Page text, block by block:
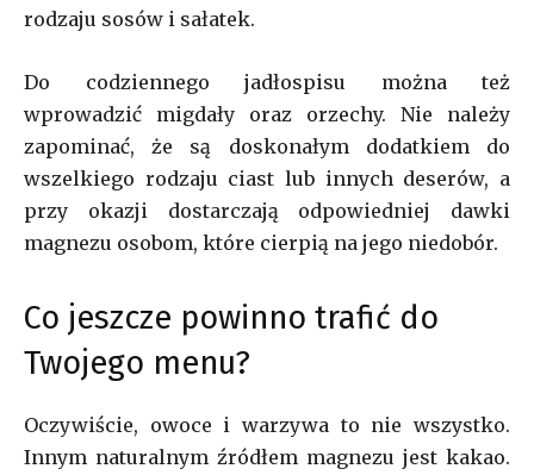
rodzaju sosów i sałatek.
Do codziennego jadłospisu można też
wprowadzić migdały oraz orzechy. Nie należy
zapominać, że są doskonałym dodatkiem do
wszelkiego rodzaju ciast lub innych deserów, a
przy okazji dostarczają odpowiedniej dawki
magnezu osobom, które cierpią na jego niedobór.
Co jeszcze powinno trafić do
Twojego menu?
Oczywiście, owoce i warzywa to nie wszystko.
Innym naturalnym źródłem magnezu jest kakao.